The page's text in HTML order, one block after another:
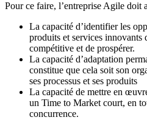
Pour ce faire, l’entreprise Agile doit
La capacité d’identifier les
produits et services innovants
compétitive et de prospérer.
La capacité d’adaptation
constitue que cela soit son
ses processus et ses produits
La capacité de mettre en
un Time to Market court, en
concurrence.